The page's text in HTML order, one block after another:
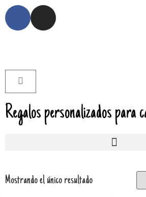
Regalos personalizados para
Mostrando el único resultado